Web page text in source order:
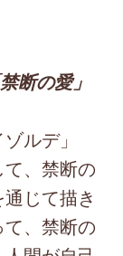
断の愛」
ルデ」
、禁断の
じて描き
、禁断の